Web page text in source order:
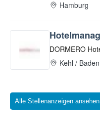
Alle Stellenanzeigen ansehen